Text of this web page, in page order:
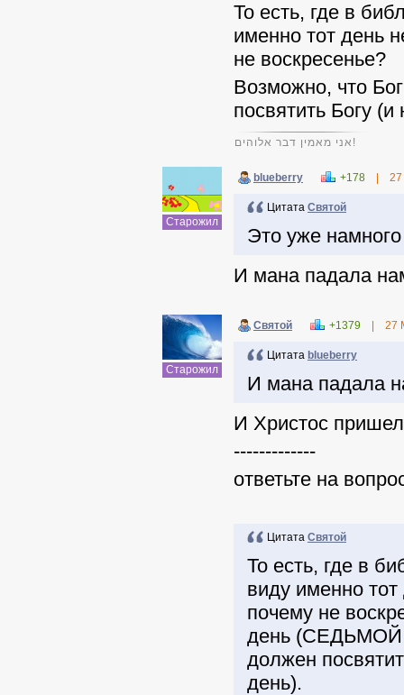
То есть, где в
именно тот день
не воскресенье?
Возможно, что
посвятить Богу (и
אני מאמין דבר אלוהים!
Старожил
blueberry +178
Цитата Святой
Это уже
И мана падала
Старожил
Святой +1379 27
Цитата blueberry
И мана падала
И Христос
-------------
ответьте на
Цитата Святой
То есть, где в
виду именно
почему не
день (СЕДЬМОЙ
должен
день).